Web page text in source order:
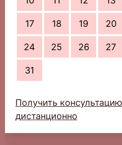
17 18 19 20
24 25 26 27
31
Получить
дистанционно